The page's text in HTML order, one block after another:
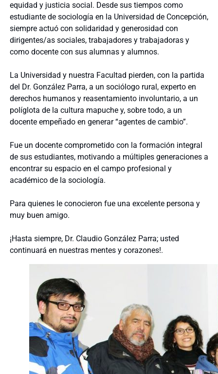
equidad y justicia social. Desde sus tiempos como
estudiante de sociología en la Universidad de Concepción,
siempre actuó con solidaridad y generosidad con
dirigentes/as sociales, trabajadores y trabajadoras y
como docente con sus alumnas y alumnos.
La Universidad y nuestra Facultad pierden, con la partida
del Dr. González Parra, a un sociólogo rural, experto en
derechos humanos y reasentamiento involuntario, a un
políglota de la cultura mapuche y, sobre todo, a un
docente empeñado en generar “agentes de cambio”.
Fue un docente comprometido con la formación integral
de sus estudiantes, motivando a múltiples generaciones a
encontrar su espacio en el campo profesional y
académico de la sociología.
Para quienes le conocieron fue una excelente persona y
muy buen amigo.
¡Hasta siempre, Dr. Claudio González Parra; usted
continuará en nuestras mentes y corazones!.